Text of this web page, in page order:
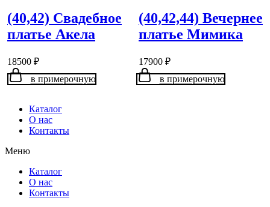
(40,42) Свадебное
платье Акела
18500 ₽
в примерочную
(40,42,44) Вечернее
платье Мимика
17900 ₽
в примерочную
Каталог
О нас
Контакты
Меню
Каталог
О нас
Контакты